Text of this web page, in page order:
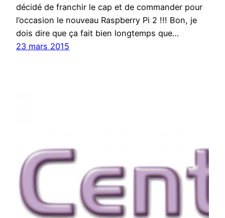
décidé de franchir le cap et de commander pour
l’occasion le nouveau Raspberry Pi 2 !!! Bon, je
dois dire que ça fait bien longtemps que…
23 mars 2015